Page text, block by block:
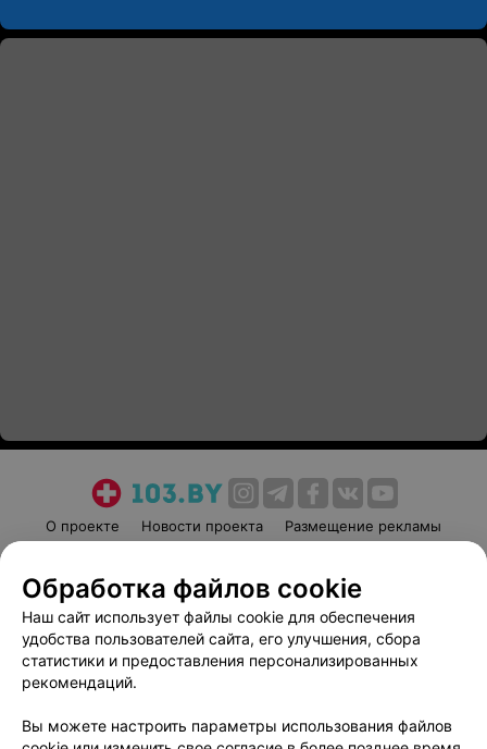
О проекте Новости проекта
Размещение рекламы
Пользовательское соглашение
Способы оплаты
Вакансии
Партнеры
Написать руководителю 103.by
Обработка персональных данных
Обработка файлов cookie
Наш сайт использует файлы cookie для обеспечения
удобства пользователей сайта, его улучшения, сбора
статистики и предоставления персонализированных
рекомендаций.
Вы можете настроить параметры использования файлов